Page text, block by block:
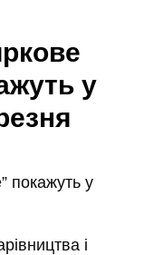
у
покажуть у
і